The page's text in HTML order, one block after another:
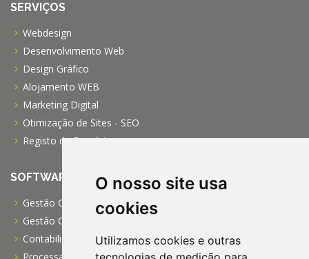
O nosso site usa
cookies
Utilizamos cookies e outras
SERVIÇOS
Webdesign
Desenvolvimento Web
Design Gráfico
Alojamento WEB
Marketing Digital
Otimização de Sites - SEO
Registo de Domínios
SOFTWARE
Gestão Comercial PRO
Gestão Comercial PME
Contabilidade Profissional